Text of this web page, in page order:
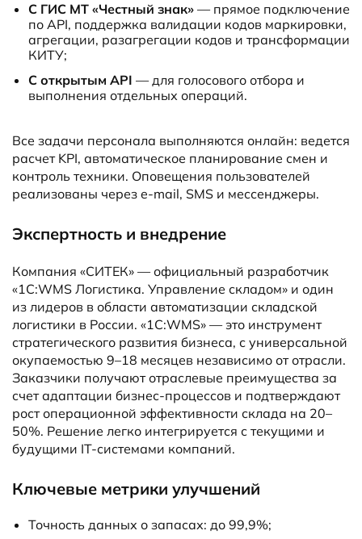
С ГИС МТ «Честный знак» — прямое подключение
по API, поддержка валидации кодов маркировки,
агрегации, разагрегации кодов и трансформации
КИТУ;
С открытым API — для голосового отбора и
выполнения отдельных операций.
Все задачи персонала выполняются онлайн: ведется
расчет KPI, автоматическое планирование смен и
контроль техники. Оповещения пользователей
реализованы через e-mail, SMS и мессенджеры.
Экспертность и внедрение
Компания «СИТЕК» — официальный разработчик
«1С:WMS Логистика. Управление складом» и один
из лидеров в области автоматизации складской
логистики в России. «1С:WMS» — это инструмент
стратегического развития бизнеса, с универсальной
окупаемостью 9–18 месяцев независимо от отрасли.
Заказчики получают отраслевые преимущества за
счет адаптации бизнес-процессов и подтверждают
рост операционной эффективности склада на 20–
50%. Решение легко интегрируется с текущими и
будущими IT-системами компаний.
Ключевые метрики улучшений
Точность данных о запасах: до 99,9%;